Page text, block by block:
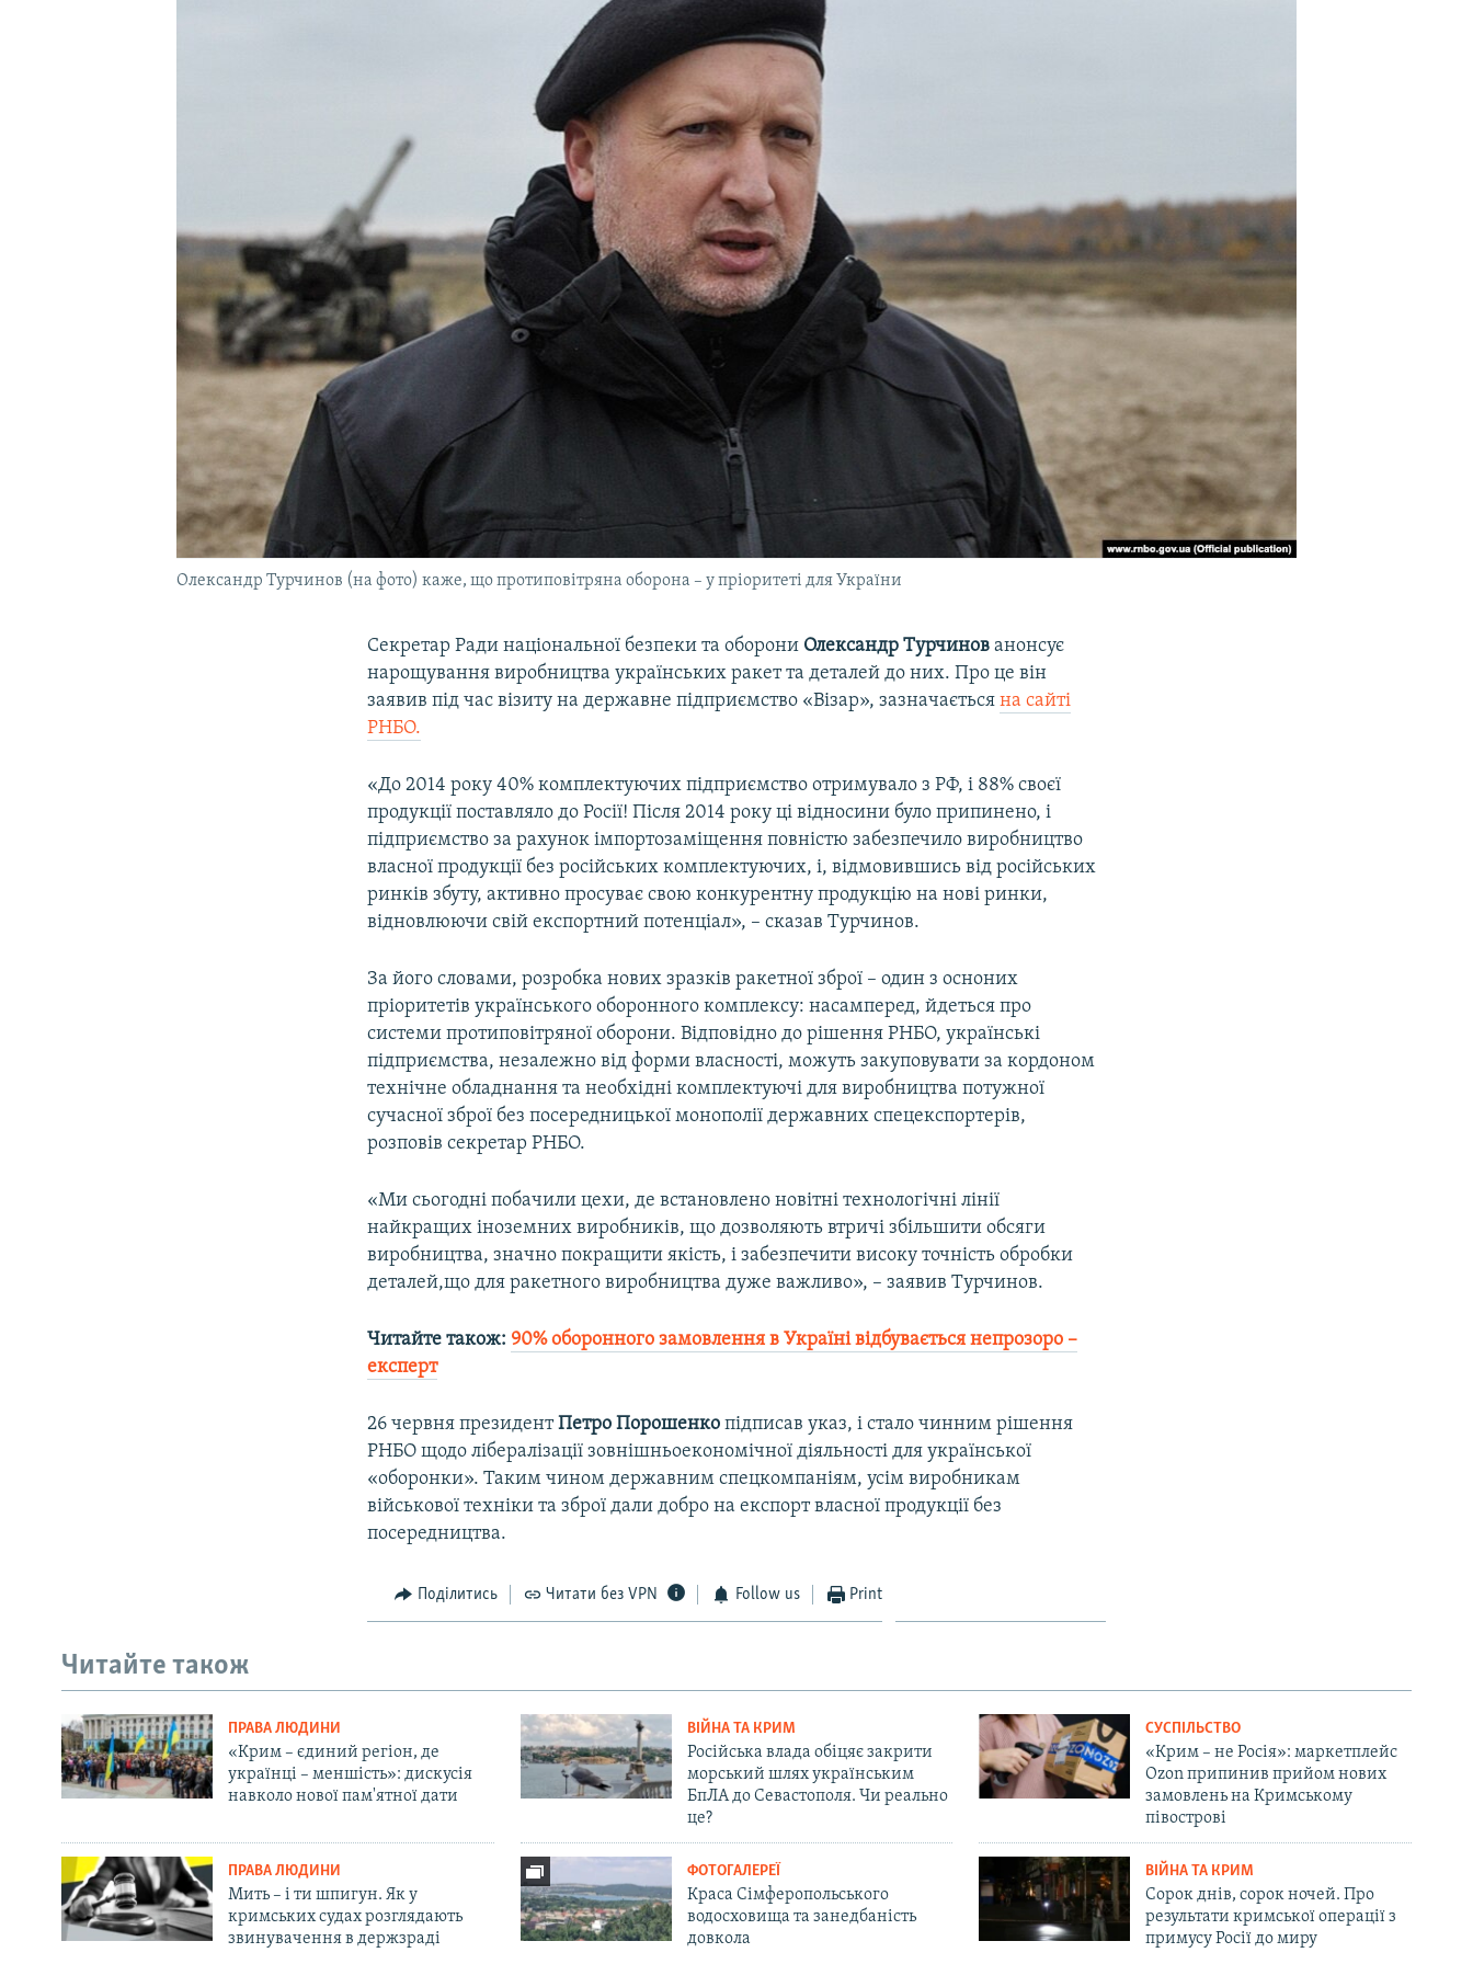
Олександр Турчинов (на фото) каже, що протиповітряна оборона – у пріоритеті для України
Секретар Ради національної безпеки та оборони Олександр Турчинов анонсує
нарощування виробництва українських ракет та деталей до них. Про це він
заявив під час візиту на державне підприємство «Візар», зазначаєтьсяна сайті
РНБО.
«До 2014 року 40% комплектуючих підприємство отримувало з РФ, і 88% своєї
продукції поставляло до Росії! Після 2014 року ці відносини було припинено, і
підприємство за рахунок імпортозаміщення повністю забезпечило виробництво
власної продукції без російських комплектуючих, і, відмовившись від російських
ринків збуту, активно просуває свою конкурентну продукцію на нові ринки,
відновлюючи свій експортний потенціал», – сказав Турчинов.
За його словами, розробка нових зразків ракетної зброї – один з осноних
пріоритетів українського оборонного комплексу: насамперед, йдеться про
системи протиповітряної оборони. Відповідно до рішення РНБО, українські
підприємства, незалежно від форми власності, можуть закуповувати за кордоном
технічне обладнання та необхідні комплектуючі для виробництва потужної
сучасної зброї без посередницької монополії державних спецекспортерів,
розповів секретар РНБО.
«Ми сьогодні побачили цехи, де встановлено новітні технологічні лінії
найкращих іноземних виробників, що дозволяють втричі збільшити обсяги
виробництва, значно покращити якість, і забезпечити високу точність обробки
деталей,що для ракетного виробництва дуже важливо», – заявив Турчинов.
Читайте також: 90% оборонного замовлення в Україні відбувається непрозоро –
експерт
26 червня президентПетро Порошенко підписав указ, і стало чинним рішення
РНБО щодо лібералізації зовнішньоекономічної діяльності для української
«оборонки». Таким чином державним спецкомпаніям, усім виробникам
військової техніки та зброї дали добро на експорт власної продукції без
посередництва.
Поділитись Читати без VPN Follow us Print
Читайте також
ПРАВА ЛЮДИНИ
«Крим – єдиний регіон, де
українці – меншість»: дискусія
навколо нової пам'ятної дати
ВІЙНА ТА КРИМ
Російська влада обіцяє закрити
морський шлях українським
БпЛА до Севастополя. Чи реально
це?
СУСПІЛЬСТВО
«Крим – не Росія»: маркетплейс
Ozon припинив прийом нових
замовлень на Кримському
півострові
ПРАВА ЛЮДИНИ
Мить – і ти шпигун. Як у
кримських судах розглядають
звинувачення в держзраді
ФОТОГАЛЕРЕЇ
Краса Сімферопольського
водосховища та занедбаність
довкола
ВІЙНА ТА КРИМ
Сорок днів, сорок ночей. Про
результати кримської операції з
примусу Росії до миру